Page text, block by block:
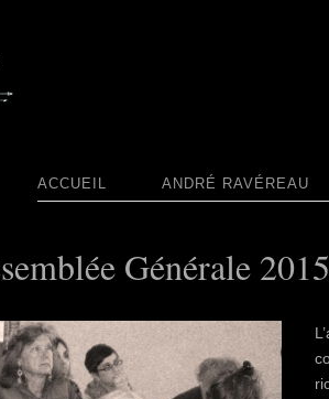
ACCUEIL ANDRÉ RAVÉREAU
Générale 2015